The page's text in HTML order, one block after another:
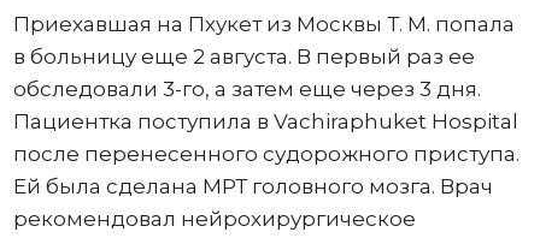
Приехавшая на Пхукет из Москвы Т. М. попала
в больницу еще 2 августа. В первый раз ее
обследовали 3-го, а затем еще через 3 дня.
Пациентка поступила в Vachiraphuket Hospital
после перенесенного судорожного приступа.
Ей была сделана МРТ головного мозга. Врач
рекомендовал нейрохирургическое